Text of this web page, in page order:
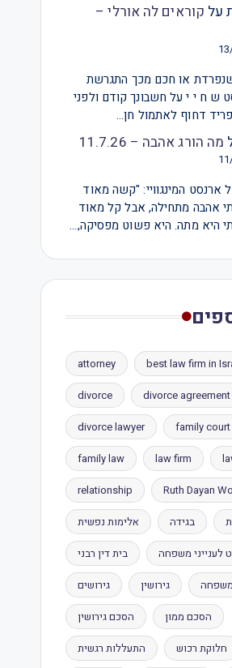
על קוראים לה אורלי –
או חכם מכך התגרשת
ש ח י י על חשבונך קודם ולפני
דחוף לאתמול חן…
מה הורג אהבה – 11.7.26
ארנסט המינגוויי: "קשה מאוד
אהבה מתחילה, אבל קל מאוד
היא מתה. היא פשוט מפסיקה,…
attorney best law firm in
divorce divorce agreement
divorce lawyer family court
family law law firm
relationship Ruth Dayan
אלימות נפשית בגידה
בית דין רבני לענייני משפחה
גירושים גירושין משפחה
הסכם גירושין הסכם ממון
התעללות רגשית חלוקת רכוש